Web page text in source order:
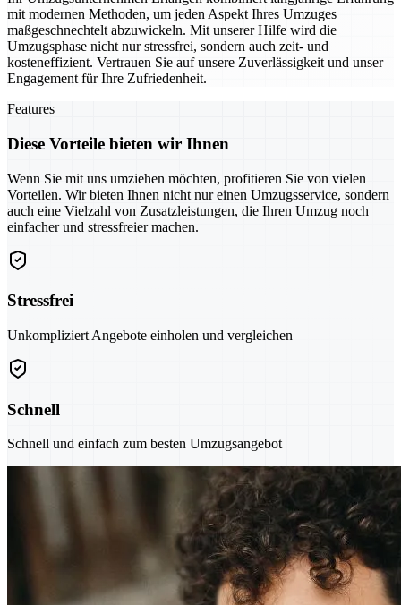
mit modernen Methoden, um jeden Aspekt Ihres Umzuges
maßgeschnechtelt abzuwickeln. Mit unserer Hilfe wird die
Umzugsphase nicht nur stressfrei, sondern auch zeit- und
kosteneffizient. Vertrauen Sie auf unsere Zuverlässigkeit und unser
Engagement für Ihre Zufriedenheit.
Features
Diese Vorteile bieten wir Ihnen
Wenn Sie mit uns umziehen möchten, profitieren Sie von vielen
Vorteilen. Wir bieten Ihnen nicht nur einen Umzugsservice, sondern
auch eine Vielzahl von Zusatzleistungen, die Ihren Umzug noch
einfacher und stressfreier machen.
Stressfrei
Unkompliziert Angebote einholen und vergleichen
Schnell
Schnell und einfach zum besten Umzugsangebot